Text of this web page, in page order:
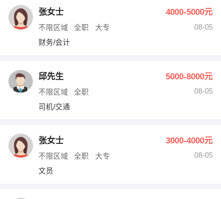
张女士 4000-5000元
不限区域 全职 大专
08-05
财务/会计
邱先生 5000-8000元
不限区域 全职
08-05
司机/交通
张女士 3000-4000元
不限区域 全职 大专
08-05
文员